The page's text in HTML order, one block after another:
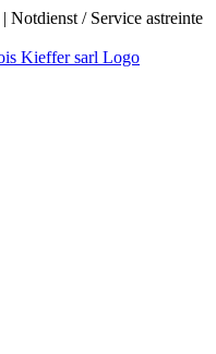
| Notdienst / Service astreinte